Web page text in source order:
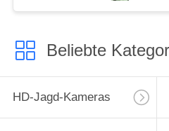
Beliebte
HD-Jagd-Kameras